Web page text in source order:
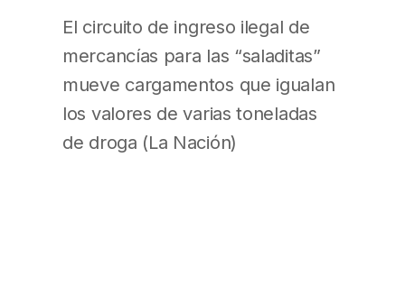
El circuito de ingreso ilegal de
mercancías para las “saladitas”
mueve cargamentos que igualan
los valores de varias toneladas
de droga (La Nación)